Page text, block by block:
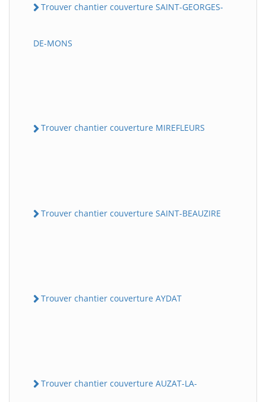
Trouver chantier couverture SAINT-GEORGES-
DE-MONS
Trouver chantier couverture MIREFLEURS
Trouver chantier couverture SAINT-BEAUZIRE
Trouver chantier couverture AYDAT
Trouver chantier couverture AUZAT-LA-